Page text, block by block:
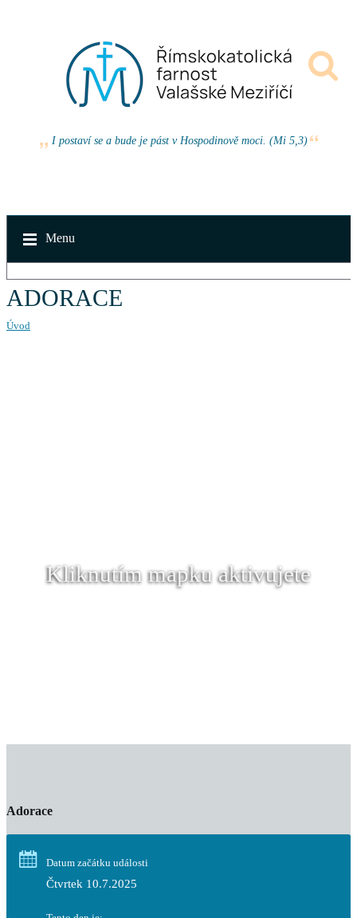
I postaví se a bude je pást v Hospodinově moci. (Mi 5,3)
Menu
ADORACE
Úvod
Kliknutím mapku aktivujete
Adorace
Datum začátku události
Čtvrtek 10.7.2025